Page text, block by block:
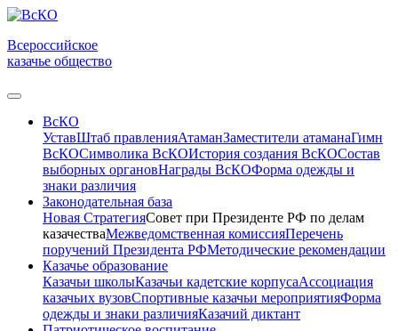
Всероссийское
казачье общество
ВсКО
УставШтаб правленияАтаманЗаместители атаманаГимн
ВсКОСимволика ВсКОИстория создания ВсКОСостав
выборных органовНаграды ВсКОФорма одежды и
знаки различия
Законодательная база
Новая СтратегияСовет при Президенте РФ по делам
казачестваМежведомственная комиссияПеречень
поручений Президента РФМетодические рекомендации
Казачье образование
Казачьи школыКазачьи кадетские корпусаАссоциация
казачьих вузовСпортивные казачьи мероприятияФорма
одежды и знаки различияКазачий диктант